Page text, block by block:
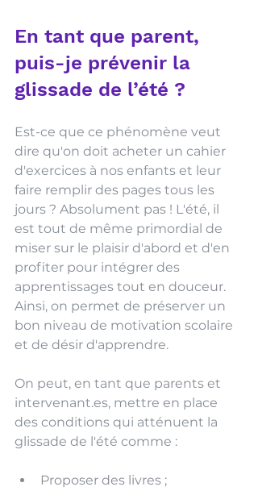
En tant que parent,
puis-je prévenir la
glissade de l’été ?
Est-ce que ce phénomène veut
dire qu'on doit acheter un cahier
d'exercices à nos enfants et leur
faire remplir des pages tous les
jours ? Absolument pas ! L'été, il
est tout de même primordial de
miser sur le plaisir d'abord et d'en
profiter pour intégrer des
apprentissages tout en douceur.
Ainsi, on permet de préserver un
bon niveau de motivation scolaire
et de désir d'apprendre.
On peut, en tant que parents et
intervenant.es, mettre en place
des conditions qui atténuent la
glissade de l'été comme :
Proposer des livres ;